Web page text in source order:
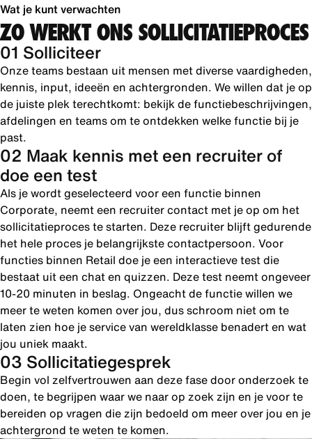
Wat je kunt verwachten
ZO WERKT ONS SOLLICITATIEPROCES
01 Solliciteer
Onze teams bestaan uit mensen met diverse vaardigheden,
kennis, input, ideeën en achtergronden. We willen dat je op
de juiste plek terechtkomt: bekijk de functiebeschrijvingen,
afdelingen en teams om te ontdekken welke functie bij je
past.
02 Maak kennis met een recruiter of
doe een test
Als je wordt geselecteerd voor een functie binnen
Corporate, neemt een recruiter contact met je op om het
sollicitatieproces te starten. Deze recruiter blijft gedurende
het hele proces je belangrijkste contactpersoon. Voor
functies binnen Retail doe je een interactieve test die
bestaat uit een chat en quizzen. Deze test neemt ongeveer
10-20 minuten in beslag. Ongeacht de functie willen we
meer te weten komen over jou, dus schroom niet om te
laten zien hoe je service van wereldklasse benadert en wat
jou uniek maakt.
03 Sollicitatiegesprek
Begin vol zelfvertrouwen aan deze fase door onderzoek te
doen, te begrijpen waar we naar op zoek zijn en je voor te
bereiden op vragen die zijn bedoeld om meer over jou en je
achtergrond te weten te komen.